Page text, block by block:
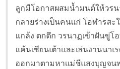
ลูกมีโอกาสผสมน้ำมนต์ให้วร
กลายร่างเป็นคนแก่ โอฬารสะ
แกล้ง ตกดึก วรนาฏเข้าฝันขู่โ
แค้นเซียนเต้าและเล่นงานนาเ
ออกมาตามหาแม่ชีแสงบุญจน